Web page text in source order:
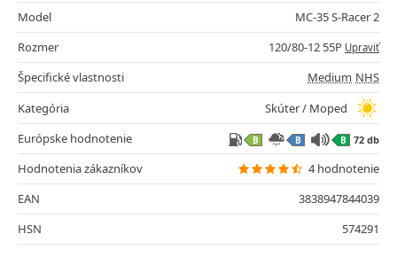
Model
MC-35 S-Racer 2
Rozmer
120/80-12 55P Upraviť
Špecifické vlastnosti Medium NHS
Kategória
Skúter / Moped
Európske hodnotenie
B B B 72 db
Hodnotenia zákazníkov
4 hodnotenie
EAN
3838947844039
HSN
574291